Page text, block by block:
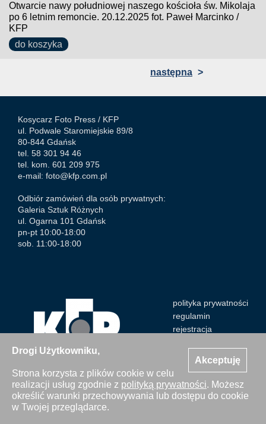
Akceptuję
Drogi Użytkowniku,
Strona korzysta z plików cookie w celu
realizacji usług zgodnie z polityką prywatności. Możesz
określić warunki przechowywania lub dostępu do cookie
w Twojej przeglądarce.
Otwarcie nawy południowej naszego kościoła św. Mikolaja
po 6 letnim remoncie. 20.12.2025 fot. Paweł Marcinko /
KFP
do koszyka
następna >
Kosycarz Foto Press / KFP
ul. Podwale Staromiejskie 89/8
80-844 Gdańsk
tel. 58 301 94 46
tel. kom. 601 209 975
e-mail: foto@kfp.com.pl
Odbiór zamówień dla osób prywatnych:
Galeria Sztuk Różnych
ul. Ogarna 101 Gdańsk
pn-pt 10:00-18:00
sob. 11:00-18:00
polityka prywatności
regulamin
rejestracja
Wszystkie zdjęcia Agencji Kosycarz Foto Press/KFP są
chronione prawem autorskim. Publikacja i kopiowanie bez
zgody Agencji zabronione. Copyright © 2000-2026 KFP